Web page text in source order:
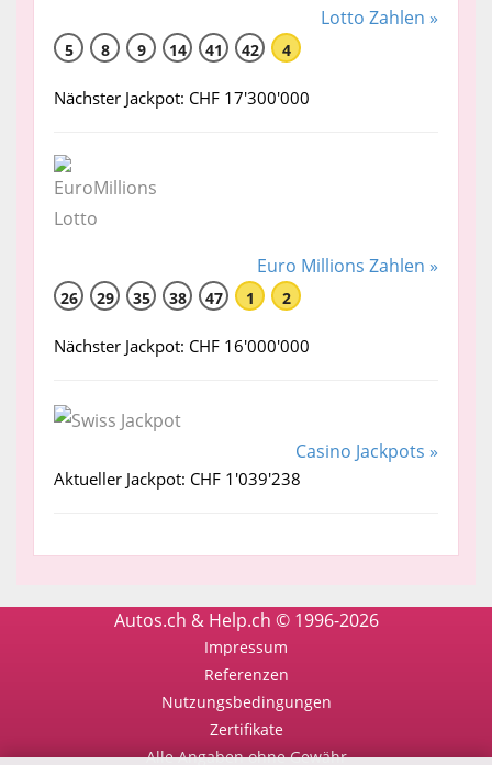
Lotto Zahlen »
5 8 9 14 41 42 4
Nächster Jackpot: CHF 17'300'000
Euro Millions Zahlen »
26 29 35 38 47 1 2
Nächster Jackpot: CHF 16'000'000
Casino Jackpots »
Aktueller Jackpot: CHF 1'039'238
Autos.ch & Help.ch © 1996-2026
Impressum
Referenzen
Nutzungsbedingungen
Zertifikate
Alle Angaben ohne Gewähr